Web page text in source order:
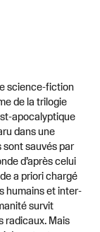
science-fiction
de la trilogie
apocalyptique
dans une
sont sauvés par
d’après celui
a priori chargé
humains et inter-
survit
radicaux. Mais